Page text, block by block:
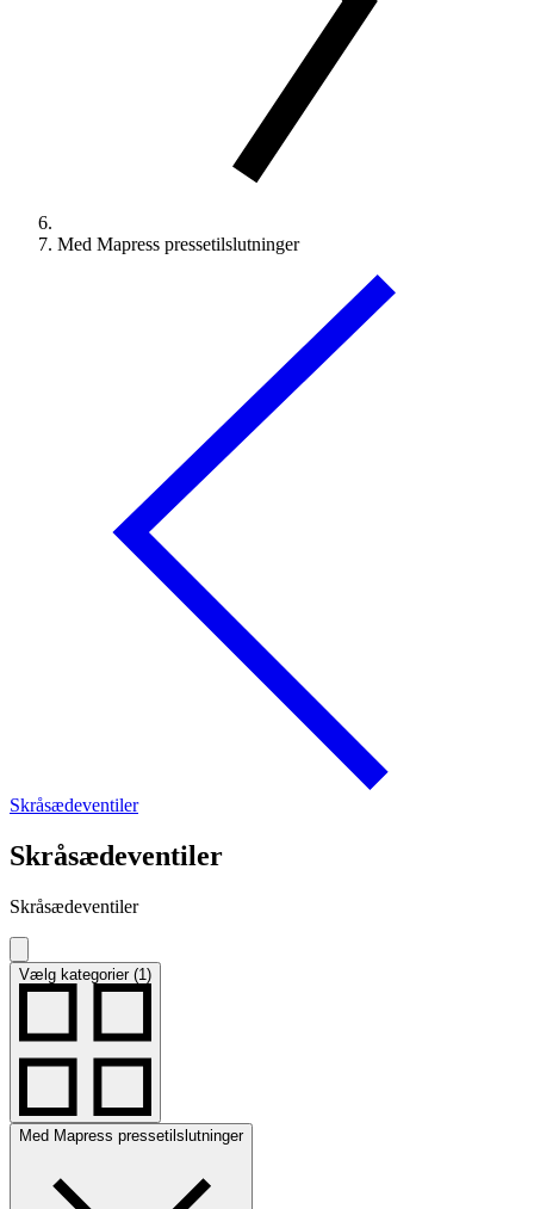
Med Mapress pressetilslutninger
Skråsædeventiler
Skråsædeventiler
Skråsædeventiler
Vælg kategorier (1)
Med Mapress pressetilslutninger